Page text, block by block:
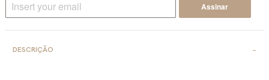
Assinar
DESCRIÇÃO